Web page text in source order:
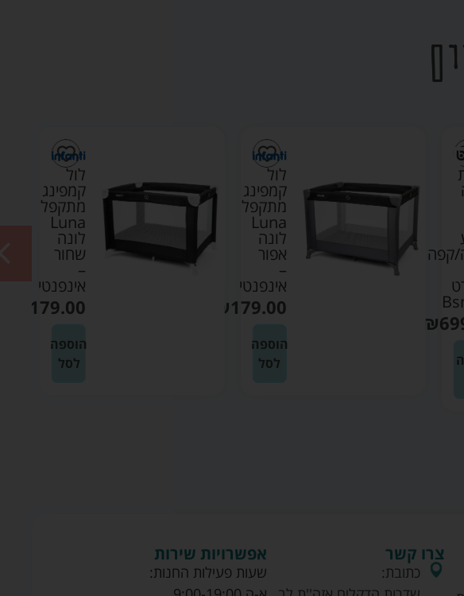
קפה
₪
לול
קמפינג
מתקפל
Luna
לונה
אפור
–
אינפנטי
₪179.00
הוספה
לסל
לול
קמפינג
מתקפל
Luna
לונה
שחור
–
אינפנטי
179.00
הוספה
לסל
צרו קשר
כתובת:
אפשרויות שירות
שעות פעילות החנות: